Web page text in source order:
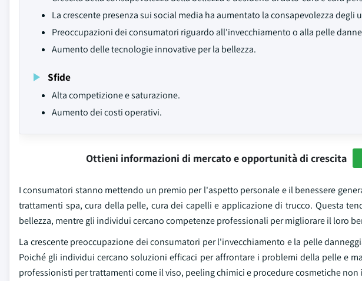
La crescente presenza sui social media ha aumentato la consapevolezza
Preoccupazioni dei consumatori riguardo all'invecchiamento o alla pelle
Aumento delle tecnologie innovative per la bellezza.
Sfide
Alta competizione e saturazione.
Aumento dei costi operativi.
Ottieni informazioni di mercato e opportunità di crescita
I consumatori stanno mettendo un premio per l'aspetto personale e il benessere
trattamenti spa, cura della pelle, cura dei capelli e applicazione di trucco. Questa
bellezza, mentre gli individui cercano competenze professionali per migliorare il loro
La crescente preoccupazione dei consumatori per l'invecchiamento e la pelle
Poiché gli individui cercano soluzioni efficaci per affrontare i problemi della pelle e
professionisti per trattamenti come il viso, peeling chimici e procedure cosmetiche